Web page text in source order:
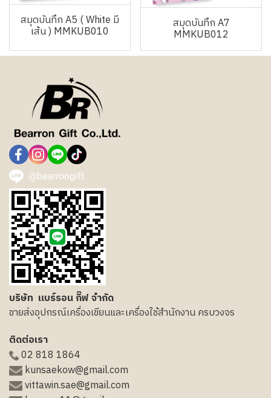
สมุดบันทึก A5 ( White มี
เส้น ) MMKUB010
สมุดบันทึก A7
MMKUB012
@bearrongift
บริษัท แบร์รอน กิ๊ฟ จำกัด
ขายส่งอุปกรณ์เครื่องเขียนและเครื่องใช้สำนักงาน ครบวงจร
ติดต่อเรา
02 818 1864
kunsaekow@gmail.com
vittawin.sae@gmail.com